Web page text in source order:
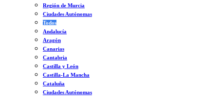
Región de Murcia
Ciudades Autónomas
Todos
Andalucía
Aragón
Canarias
Cantabria
Castilla y León
Castilla-La Mancha
Cataluña
Ciudades Autónomas